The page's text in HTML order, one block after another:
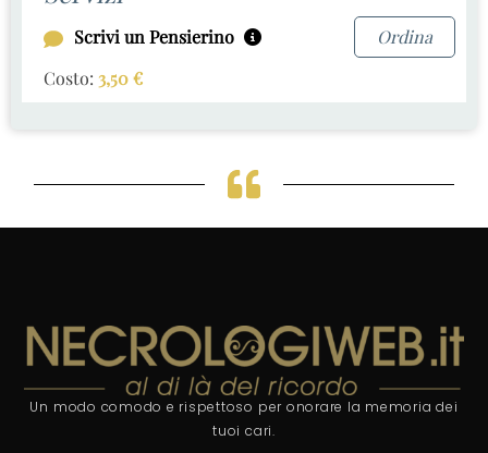
Scrivi un Pensierino
Ordina
Costo: 3,50€
Un modo comodo e rispettoso per onorare la memoria dei
tuoi cari.